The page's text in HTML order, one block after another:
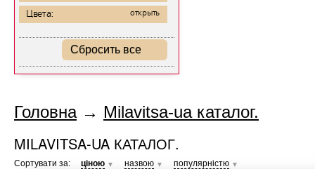
Цвета: открыть
Сбросить все
Головна→ Milavitsa-ua каталог.
MILAVITSA-UA КАТАЛОГ.
Сортувати за: ціною ▼ назвою ▼ популярністю ▼